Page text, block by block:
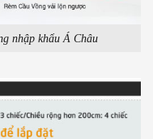
nhập khẩu Á Châu